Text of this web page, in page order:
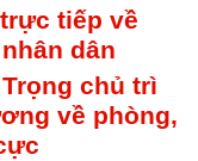
tiếp về
dân
chủ trì
về phòng,